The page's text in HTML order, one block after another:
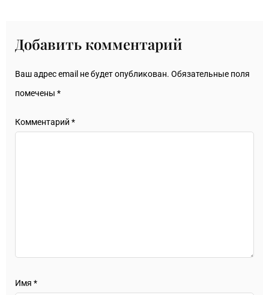
Добавить комментарий
Ваш адрес email не будет опубликован. Обязательные поля
помечены *
Комментарий *
Имя *